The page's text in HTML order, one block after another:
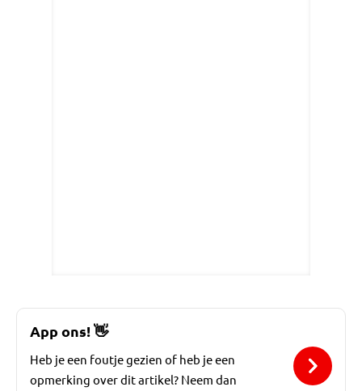
App ons!👋
Heb je een foutje gezien of heb je een
opmerking over dit artikel? Neem dan